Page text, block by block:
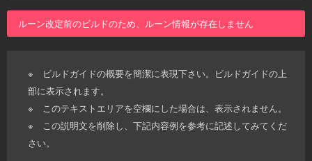
ルーン改定前のビルドのため、ルーン情報が存在しません
※ ビルドガイドの概要を簡潔に表現下さい。ビルドガイドの上
部に表示されます。
※ このテキストエリアを空欄にした場合は、表示されません。
※ この説明文を削除し、下記内容例を参考に記述してみてくだ
さい。